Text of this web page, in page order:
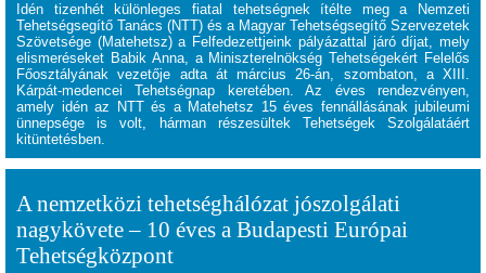
Idén tizenhét különleges fiatal tehetségnek ítélte meg a Nemzeti
Tehetségsegítő Tanács (NTT) és a Magyar Tehetségsegítő Szervezetek
Szövetsége (Matehetsz) a Felfedezettjeink pályázattal járó díjat, mely
elismeréseket Babik Anna, a Miniszterelnökség Tehetségekért Felelős
Főosztályának vezetője adta át március 26-án, szombaton, a XIII.
Kárpát-medencei Tehetségnap keretében. Az éves rendezvényen,
amely idén az NTT és a Matehetsz 15 éves fennállásának jubileumi
ünnepsége is volt, hárman részesültek Tehetségek Szolgálatáért
kitüntetésben.
A nemzetközi tehetséghálózat jószolgálati
nagykövete – 10 éves a Budapesti Európai
Tehetségközpont